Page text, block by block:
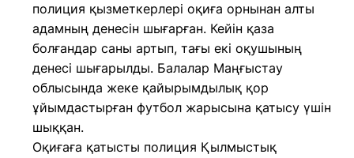
полиция қызметкерлері оқиға орнынан алты
адамның денесін шығарған. Кейін қаза
болғандар саны артып, тағы екі оқушының
денесі шығарылды. Балалар Маңғыстау
облысында жеке қайырымдылық қор
ұйымдастырған футбол жарысына қатысу үшін
шыққан.
Оқиғаға қатысты полиция Қылмыстық